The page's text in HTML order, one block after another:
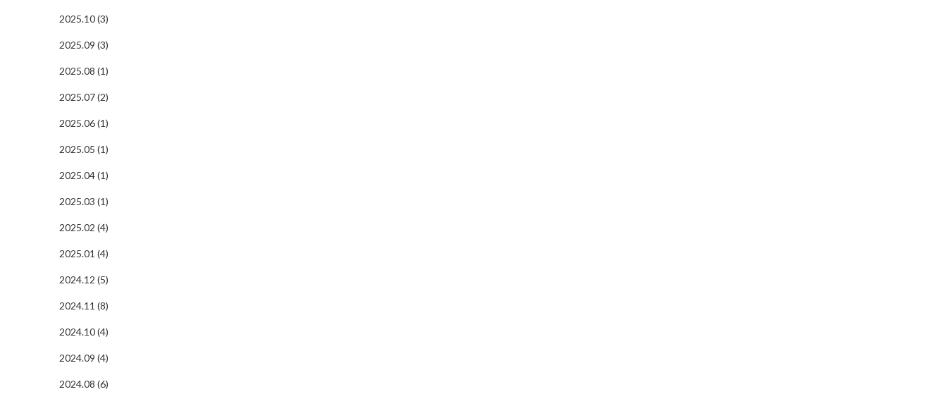
2025.10 (3)
2025.09 (3)
2025.08 (1)
2025.07 (2)
2025.06 (1)
2025.05 (1)
2025.04 (1)
2025.03 (1)
2025.02 (4)
2025.01 (4)
2024.12 (5)
2024.11 (8)
2024.10 (4)
2024.09 (4)
2024.08 (6)